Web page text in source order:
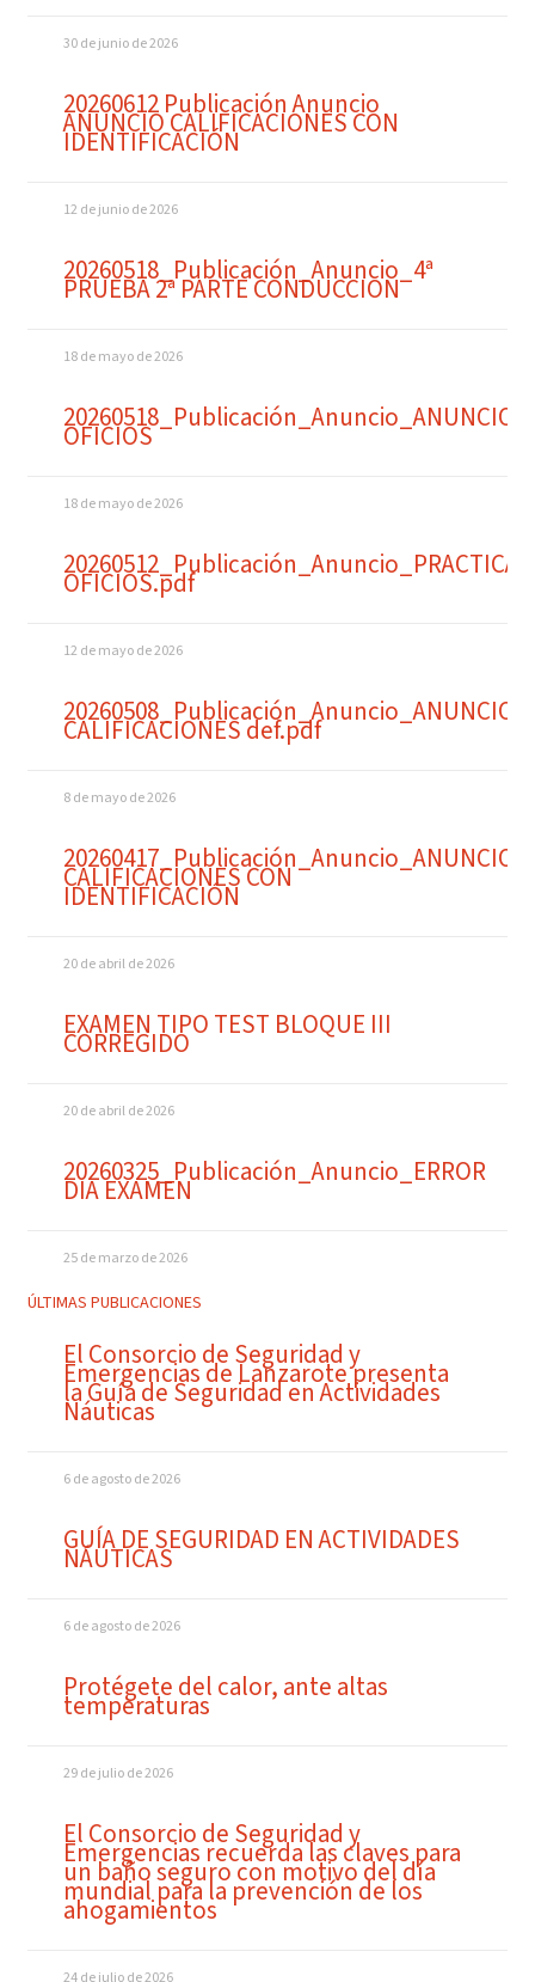
30 de junio de 2026
20260612 Publicación Anuncio
ANUNCIO CALIFICACIONES CON
IDENTIFICACIÓN
12 de junio de 2026
20260518_Publicación_Anuncio_4ª
PRUEBA 2ª PARTE CONDUCCION
18 de mayo de 2026
20260518_Publicación_Anuncio_ANUNCIO
OFICIOS
18 de mayo de 2026
20260512_Publicación_Anuncio_PRACTICA
OFICIOS.pdf
12 de mayo de 2026
20260508_Publicación_Anuncio_ANUNCIO
CALIFICACIONES def.pdf
8 de mayo de 2026
20260417_Publicación_Anuncio_ANUNCIO
CALIFICACIONES CON
IDENTIFICACIÓN
20 de abril de 2026
EXAMEN TIPO TEST BLOQUE III
CORREGIDO
20 de abril de 2026
20260325_Publicación_Anuncio_ERROR
DIA EXAMEN
25 de marzo de 2026
ÚLTIMAS PUBLICACIONES
El Consorcio de Seguridad y
Emergencias de Lanzarote presenta
la Guía de Seguridad en Actividades
Náuticas
6 de agosto de 2026
GUÍA DE SEGURIDAD EN ACTIVIDADES
NÁUTICAS
6 de agosto de 2026
Protégete del calor, ante altas
temperaturas
29 de julio de 2026
El Consorcio de Seguridad y
Emergencias recuerda las claves para
un baño seguro con motivo del día
mundial para la prevención de los
ahogamientos
24 de julio de 2026